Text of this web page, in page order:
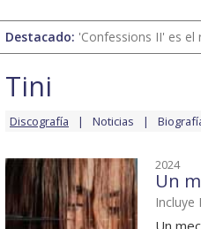
Destacado: 'Confessions II' es el
Tini
Discografía Noticias
2024
Un
Incluye